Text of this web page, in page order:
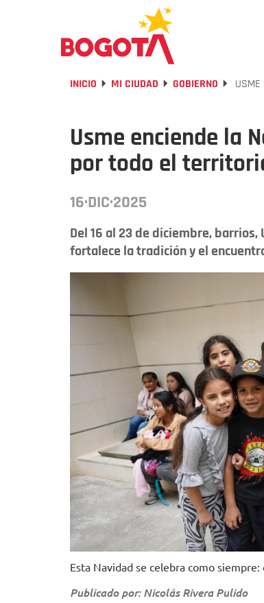
INICIO MI CIUDAD GOBIERNO USME
Usme enciende la
por todo el
16·DIC·2025
Del 16 al 23 de diciembre, barrios,
fortalece la tradición y el
Esta Navidad se celebra como
Publicado por: Nicolás Rivera Pulido